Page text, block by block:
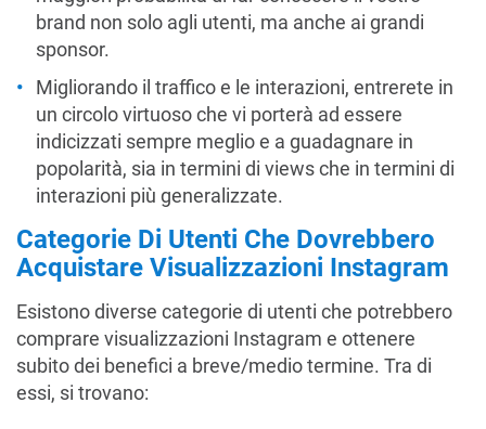
brand non solo agli utenti, ma anche ai grandi
sponsor.
Migliorando il traffico e le interazioni, entrerete in
un circolo virtuoso che vi porterà ad essere
indicizzati sempre meglio e a guadagnare in
popolarità, sia in termini di views che in termini di
interazioni più generalizzate.
Categorie Di Utenti Che Dovrebbero
Acquistare Visualizzazioni Instagram
Esistono diverse categorie di utenti che potrebbero
comprare visualizzazioni Instagram e ottenere
subito dei benefici a breve/medio termine. Tra di
essi, si trovano: